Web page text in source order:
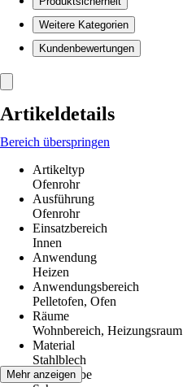
Weitere Kategorien
Kundenbewertungen
Artikeldetails
Bereich überspringen
Artikeltyp
Ofenrohr
Ausführung
Ofenrohr
Einsatzbereich
Innen
Anwendung
Heizen
Anwendungsbereich
Pelletofen, Ofen
Räume
Wohnbereich, Heizungsraum
Material
Stahlblech
Grundfarbe
Mehr anzeigen